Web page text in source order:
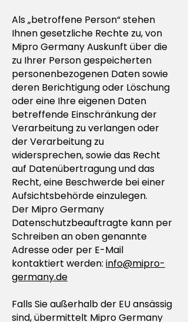
Als „betroffene Person“ stehen
Ihnen gesetzliche Rechte zu, von
Mipro Germany Auskunft über die
zu Ihrer Person gespeicherten
personenbezogenen Daten sowie
deren Berichtigung oder Löschung
oder eine Ihre eigenen Daten
betreffende Einschränkung der
Verarbeitung zu verlangen oder
der Verarbeitung zu
widersprechen, sowie das Recht
auf Datenübertragung und das
Recht, eine Beschwerde bei einer
Aufsichtsbehörde einzulegen.
Der Mipro Germany
Datenschutzbeauftragte kann per
Schreiben an oben genannte
Adresse oder per E-Mail
kontaktiert werden: info@mipro-
germany.de
Falls Sie außerhalb der EU ansässig
sind, übermittelt Mipro Germany